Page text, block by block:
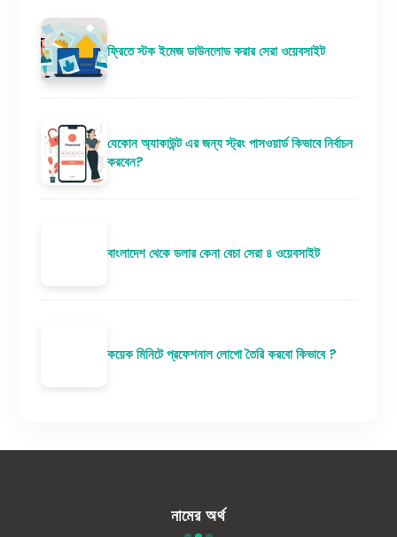
ফ্রিতে স্টক ইমেজ ডাউনলোড করার সেরা ওয়েবসাইট
যেকোন অ্যাকাউন্ট এর জন্য স্ট্রং পাসওয়ার্ড কিভাবে নির্বাচন
করবেন?
বাংলাদেশ থেকে ডলার কেনা বেচা সেরা ৪ ওয়েবসাইট
কয়েক মিনিটে প্রফেশনাল লোগো তৈরি করবো কিভাবে ?
নামের অর্থ